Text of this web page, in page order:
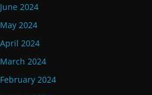
June 2024
May 2024
April 2024
March 2024
February 2024